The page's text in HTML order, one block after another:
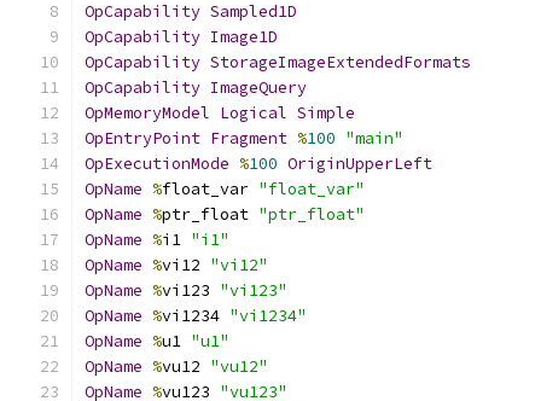
OpCapability Sampled1D
OpCapability Image1D
OpCapability StorageImageExtendedFormats
OpCapability ImageQuery
OpMemoryModel Logical Simple
OpEntryPoint Fragment %100 "main"
OpExecutionMode %100 OriginUpperLeft
OpName %float_var "float_var"
OpName %ptr_float "ptr_float"
OpName %i1 "i1"
OpName %vi12 "vi12"
OpName %vi123 "vi123"
OpName %vi1234 "vi1234"
OpName %u1 "u1"
OpName %vu12 "vu12"
OpName %vu123 "vu123"